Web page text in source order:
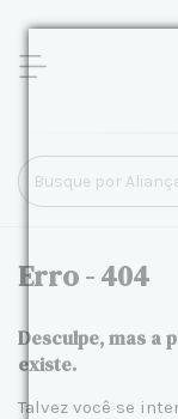
Erro - 404
Desculpe, mas a
existe.
Talvez você se